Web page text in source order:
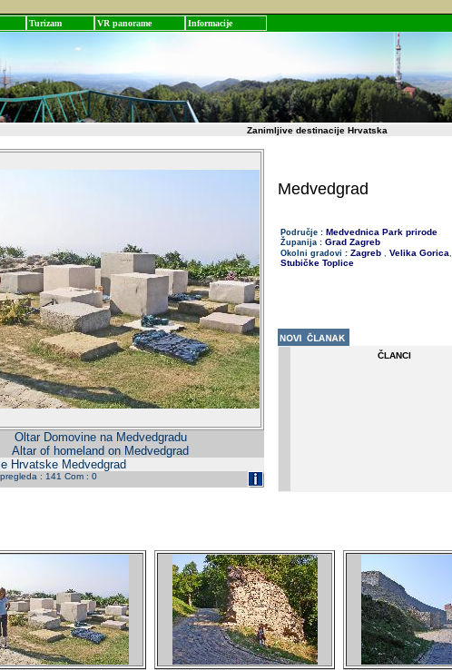
Turizam VR panorame Informacije
Zanimljive destinacije Hrvatska
Oltar Domovine na Medvedgradu
Altar of homeland on Medvedgrad
Hrvatske Medvedgrad
: 141 Com : 0
Medvedgrad
Područje : Medvednica Park prirode
Županija : Grad Zagreb
Okolni gradovi : Zagreb , Velika Gorica,
Stubičke Toplice
ČLANCI